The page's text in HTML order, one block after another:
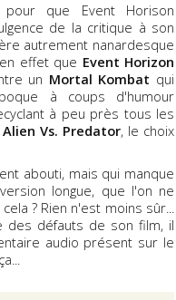
que Event Horison
de la critique à son
autrement nanardesque
effet que Event Horizon
un Mortal Kombat qui
à coups d'humour
à peu près tous les
Alien Vs. Predator, le choix
abouti, mais qui manque
longue, que l'on ne
? Rien n'est moins sûr...
des défauts de son film, il
audio présent sur le